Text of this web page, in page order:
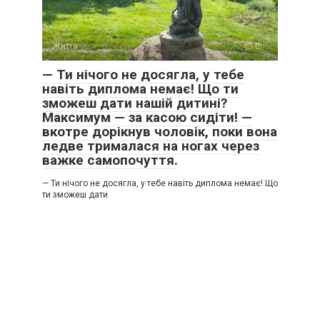
Життя 0
— Ти нічого не досягла, у тебе
навіть диплома немає! Що ти
зможеш дати нашій дитині?
Максимум — за касою сидіти! —
вкотре дорікнув чоловік, поки вона
ледве трималася на ногах через
важке самопочуття.
— Ти нічого не досягла, у тебе навіть диплома немає! Що
ти зможеш дати